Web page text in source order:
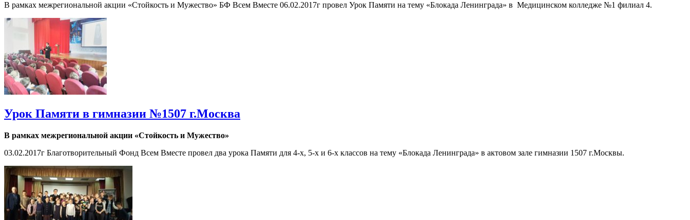
В рамках межрегиональной акции «Стойкость и Мужество» БФ Всем Вместе 06.02.2017г провел Урок Памяти на тему «Блокада Ленинграда» в Медицинском колледже №1 филиал 4.
Урок Памяти в гимназии №1507 г.Москва
В рамках межрегиональной акции «Стойкость и Мужество»
03.02.2017г Благотворительный Фонд Всем Вместе провел два урока Памяти для 4-х, 5-х и 6-х классов на тему «Блокада Ленинграда» в актовом зале гимназии 1507 г.Москвы.